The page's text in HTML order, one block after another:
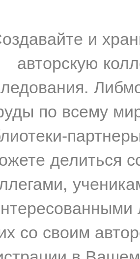
и
авторскую
по всему
делиться
со своим